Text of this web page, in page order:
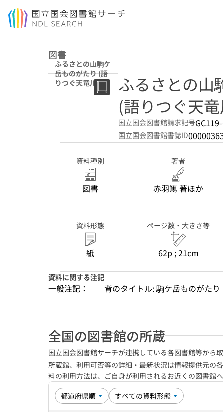
本文へ移動
図書
ふるさとの山駒ケ
岳ものがたり (語
りつぐ天竜川)
ふるさとの山
(語りつぐ天
国立国会図書館請求記号
国立国会図書館書誌ID
資料種別
図書
著者
赤羽篤 著ほか
資料形態
紙
ページ数・大きさ等
62p ; 21cm
資料に関する注記
一般注記： 背のタイトル: 駒ケ岳ものがたり
全国の図書館の所蔵
国立国会図書館サーチが連携している各図書館等から
所蔵館、利用可否等の詳細・最新状況は情報提供元の
料の利用方法は、ご自身が利用されるお近くの図書館